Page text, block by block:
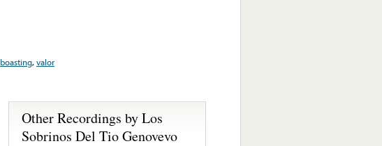
boasting,valor
Other Recordings by Los
Sobrinos Del Tio Genovevo